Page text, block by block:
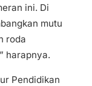
ini. Di
mutu
roda
harapnya.
Pendidikan